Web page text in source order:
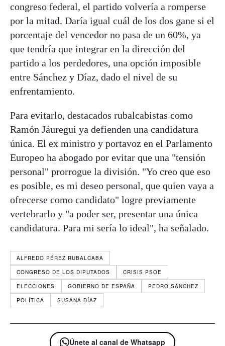
congreso federal, el partido volvería a romperse
por la mitad. Daría igual cuál de los dos gane si el
porcentaje del vencedor no pasa de un 60%, ya
que tendría que integrar en la dirección del
partido a los perdedores, una opción imposible
entre Sánchez y Díaz, dado el nivel de su
enfrentamiento.
Para evitarlo, destacados rubalcabistas como
Ramón Jáuregui ya defienden una candidatura
única. El ex ministro y portavoz en el Parlamento
Europeo ha abogado por evitar que una "tensión
personal" prorrogue la división. "Yo creo que eso
es posible, es mi deseo personal, que quien vaya a
ofrecerse como candidato" logre previamente
vertebrarlo y "a poder ser, presentar una única
candidatura. Para mi sería lo ideal", ha señalado.
ALFREDO PÉREZ RUBALCABA
CONGRESO DE LOS DIPUTADOS
CRISIS PSOE
ELECCIONES
GOBIERNO DE ESPAÑA
PEDRO SÁNCHEZ
POLÍTICA
SUSANA DÍAZ
Únete al canal de Whatsapp